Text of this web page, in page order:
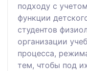
подходу с
функции
студентов
организации
процесса,
тем, чтобы под